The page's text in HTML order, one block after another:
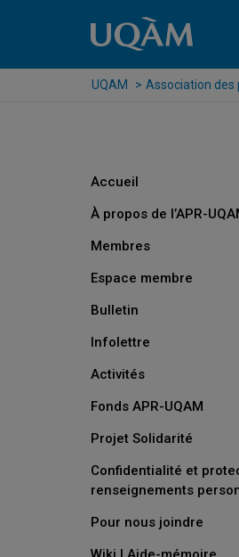
UQAM Association des
Accueil
À propos de l’APR-
Membres
Espace membre
Bulletin
Infolettre
Activités
Fonds APR-UQAM
Projet Solidarité
Confidentialité et
renseignements
Pour nous joindre